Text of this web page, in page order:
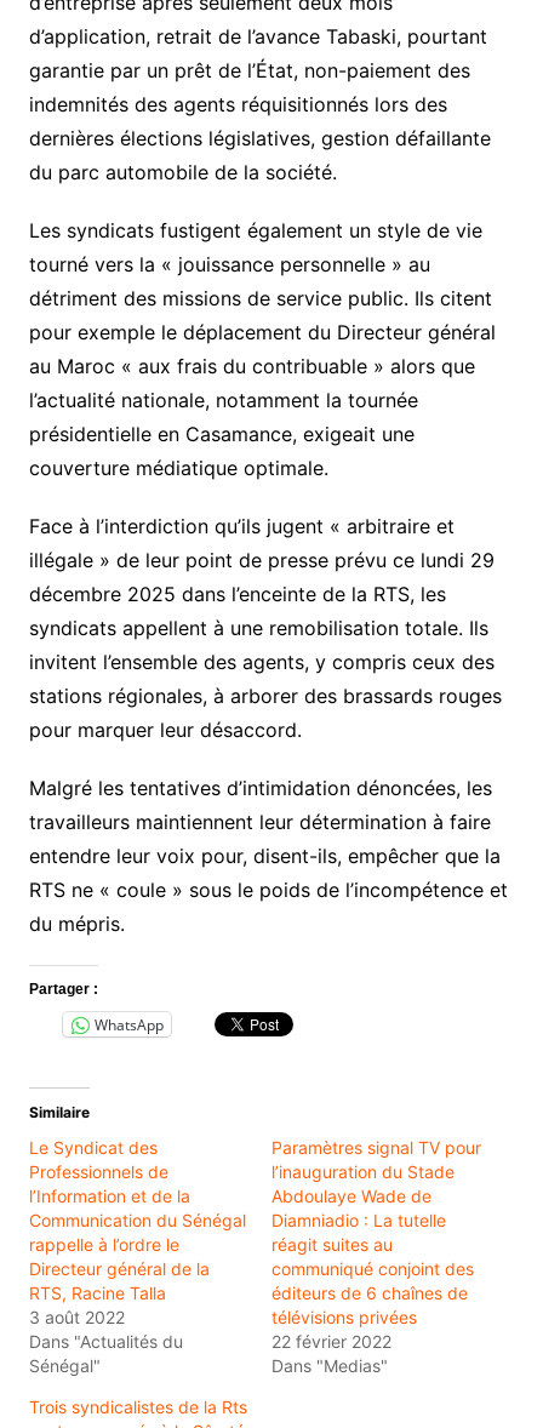
d’application, retrait de l’avance Tabaski, pourtant
garantie par un prêt de l’État, non-paiement des
indemnités des agents réquisitionnés lors des
dernières élections législatives, gestion défaillante
du parc automobile de la société.
Les syndicats fustigent également un style de vie
tourné vers la « jouissance personnelle » au
détriment des missions de service public. Ils citent
pour exemple le déplacement du Directeur général
au Maroc « aux frais du contribuable » alors que
l’actualité nationale, notamment la tournée
présidentielle en Casamance, exigeait une
couverture médiatique optimale.
Face à l’interdiction qu’ils jugent « arbitraire et
illégale » de leur point de presse prévu ce lundi 29
décembre 2025 dans l’enceinte de la RTS, les
syndicats appellent à une remobilisation totale. Ils
invitent l’ensemble des agents, y compris ceux des
stations régionales, à arborer des brassards rouges
pour marquer leur désaccord.
Malgré les tentatives d’intimidation dénoncées, les
travailleurs maintiennent leur détermination à faire
entendre leur voix pour, disent-ils, empêcher que la
RTS ne « coule » sous le poids de l’incompétence et
du mépris.
Partager :
WhatsApp
Similaire
Le Syndicat des
Professionnels de
l’Information et de la
Communication du Sénégal
rappelle à l’ordre le
Directeur général de la
RTS, Racine Talla
3 août 2022
Dans "Actualités du
Sénégal"
Paramètres signal TV pour
l’inauguration du Stade
Abdoulaye Wade de
Diamniadio : La tutelle
réagit suites au
communiqué conjoint des
éditeurs de 6 chaînes de
télévisions privées
22 février 2022
Dans "Medias"
Trois syndicalistes de la Rts